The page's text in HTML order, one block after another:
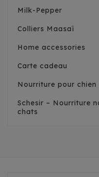
Milk-Pepper
Colliers Maasaï
Home accessories
Carte cadeau
Nourriture pour chien
Schesir – Nourriture
chats